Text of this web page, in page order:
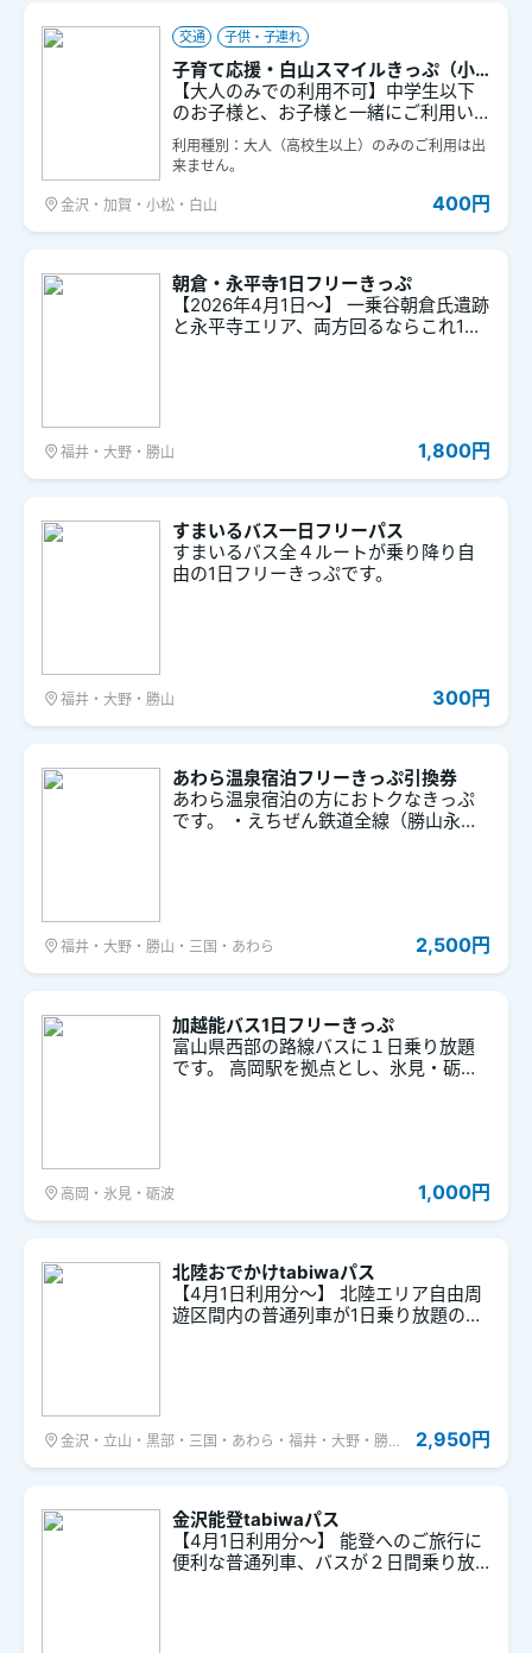
交通 子供・子連れ
子育て応援・白山スマイルきっぷ（小
松～金沢）
【大人のみでの利用不可】中学生以下
のお子様と、お子様と一緒にご利用い
ただく大人の方が対象のお得なきっぷ
です。ＩＲいしかわ鉄道線 小松～金沢
間の普通列車が１日乗り降り自由とな
ります。
利用種別：大人（高校生以上）のみのご利用は出
来ません。
金沢・加賀・小松・白山 400円
朝倉・永平寺1日フリーきっぷ
【2026年4月1日～】 一乗谷朝倉氏遺跡
と永平寺エリア、両方回るならこれ1枚
福井・大野・勝山 1,800円
すまいるバス一日フリーパス
すまいるバス全４ルートが乗り降り自
由の1日フリーきっぷです。
福井・大野・勝山 300円
あわら温泉宿泊フリーきっぷ引換券
あわら温泉宿泊の方におトクなきっぷ
です。 ・えちぜん鉄道全線（勝山永平
福井・大野・勝山・三国・あわら 2,500円
加越能バス1日フリーきっぷ
富山県西部の路線バスに１日乗り放題
です。 高岡駅を拠点とし、氷見・砺
高岡・氷見・砺波 1,000円
北陸おでかけtabiwaパス
【4月1日利用分～】 北陸エリア自由周
遊区間内の普通列車が1日乗り放題のフ
金沢・立山・黒部・三国・あわら・福井・大野・勝
2,950円
金沢能登tabiwaパス
【4月1日利用分～】 能登へのご旅行に
便利な普通列車、バスが２日間乗り放